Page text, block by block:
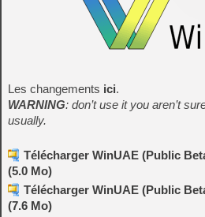
Les changements ici.
WARNING: don’t use it you aren’t
usually.
Télécharger WinUAE (Public
(5.0 Mo)
Télécharger WinUAE (Public
(7.6 Mo)